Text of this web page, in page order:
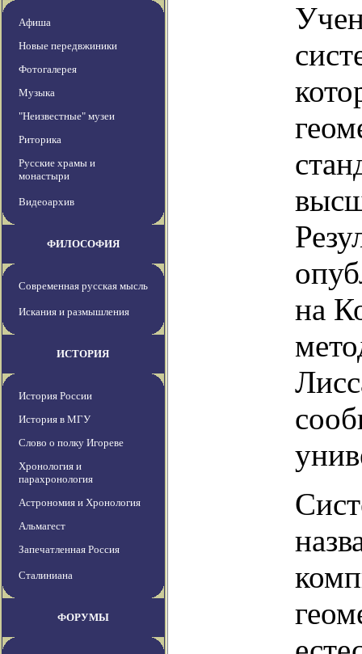
Афиша
Новые передвжиники
Фотогалерея
Музыка
"Неизвестные" музеи
Риторика
Русские храмы и
монастыри
Видеоархив
ФИЛОСОФИЯ
Современная русская мысль
Искания и размышления
ИСТОРИЯ
История России
История в МГУ
Слово о полку Игореве
Хронология и
парахронология
Астрономия и Хронология
Альмагест
Запечатленная Россия
Сталиниана
ФОРУМЫ
на